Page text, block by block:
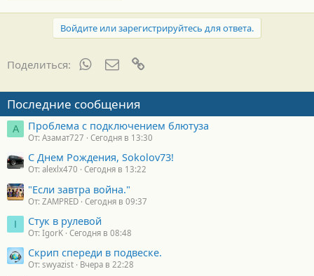
Войдите или зарегистрируйтесь для ответа.
Поделиться: WhatsAppЭлектронная почта
Последние сообщения
А Проблема с подключением блютуза
От: Азамат727 Сегодня в 13:30
С Днем Рождения, Sokolov73!
От: alexlx470 Сегодня в 13:22
"Если завтра война."
От: ZAMPRED Сегодня в 09:37
I Стук в рулевой
От: IgorK Сегодня в 08:48
Скрип спереди в подвеске.
От: swyazist Вчера в 22:28